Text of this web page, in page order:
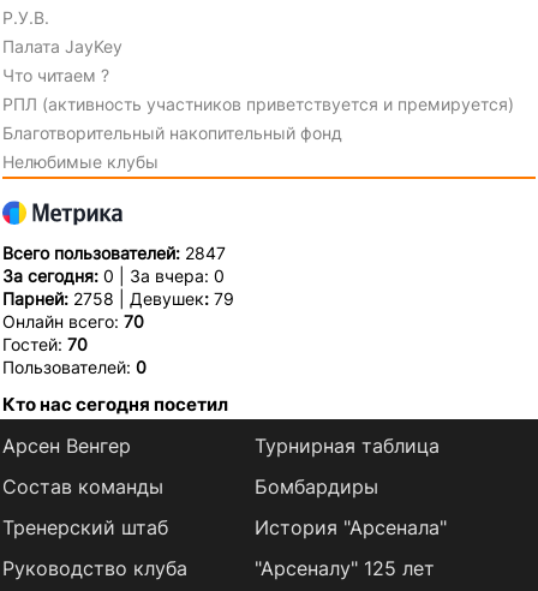
Р.У.В.
Палата JayKey
Что читаем ?
РПЛ (активность участников приветствуется и премируется)
Благотворительный накопительный фонд
Нелюбимые клубы
Всего пользователей: 2847
За сегодня: 0 | За вчера: 0
Парней: 2758 | Девушек: 79
Онлайн всего: 70
Гостей: 70
Пользователей: 0
Кто нас сегодня посетил
Арсен Венгер
Состав команды
Тренерский штаб
Руководство клуба
Турнирная таблица
Бомбардиры
История "Арсенала"
"Арсеналу" 125 лет